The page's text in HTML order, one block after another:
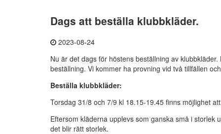
Dags att beställa klubbkläder.
2023-08-24
Nu är det dags för höstens beställning av
beställning. Vi kommer ha provning vid två tillfällen
Beställa klubbkläder:
Torsdag 31/8 och 7/9 kl 18.15-19.45 finns möjlighet
Eftersom kläderna upplevs som ganska små i storlek
det blir rätt storlek.